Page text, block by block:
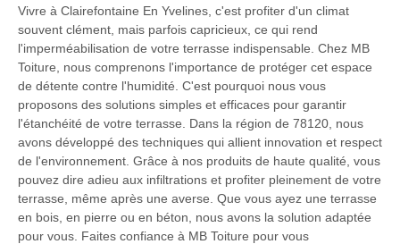
Vivre à Clairefontaine En Yvelines, c'est profiter d'un climat
souvent clément, mais parfois capricieux, ce qui rend
l'imperméabilisation de votre terrasse indispensable. Chez MB
Toiture, nous comprenons l'importance de protéger cet espace
de détente contre l'humidité. C'est pourquoi nous vous
proposons des solutions simples et efficaces pour garantir
l'étanchéité de votre terrasse. Dans la région de 78120, nous
avons développé des techniques qui allient innovation et respect
de l'environnement. Grâce à nos produits de haute qualité, vous
pouvez dire adieu aux infiltrations et profiter pleinement de votre
terrasse, même après une averse. Que vous ayez une terrasse
en bois, en pierre ou en béton, nous avons la solution adaptée
pour vous. Faites confiance à MB Toiture pour vous